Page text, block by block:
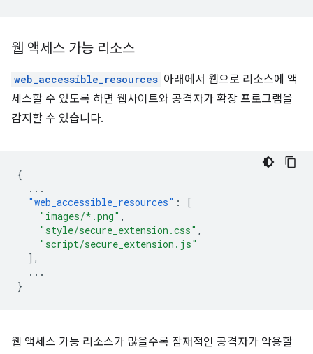
웹 액세스 가능 리소스
web_accessible_resources 아래에서 웹으로 리소스에 액
세스할 수 있도록 하면 웹사이트와 공격자가 확장 프로그램을
감지할 수 있습니다.
{
...
"web_accessible_resources" :
[
"images/*.png" ,
"style/secure_extension.css" ,
"script/secure_extension.js"
],
...
}
웹 액세스 가능 리소스가 많을수록 잠재적인 공격자가 악용할